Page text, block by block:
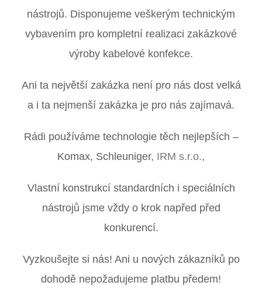
nástrojů. Disponujeme veškerým technickým
vybavením pro kompletní realizaci zakázkové
výroby kabelové konfekce.
Ani ta největší zakázka není pro nás dost velká
a i ta nejmenší zakázka je pro nás zajímavá.
Rádi používáme technologie těch nejlepších –
Komax, Schleuniger, IRM s.r.o.,
Vlastní konstrukcí standardních i speciálních
nástrojů jsme vždy o krok napřed před
konkurencí.
Vyzkoušejte si nás! Ani u nových zákazníků po
dohodě nepožadujeme platbu předem!